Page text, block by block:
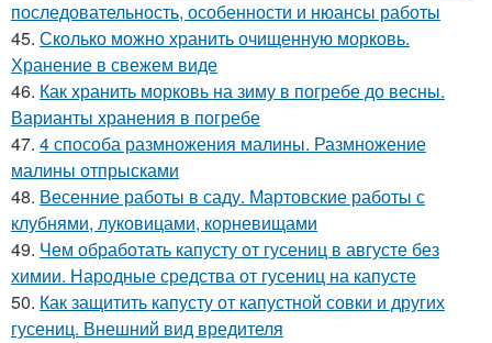
последовательность, особенности и нюансы работы
45. Сколько можно хранить очищенную морковь.
Хранение в свежем виде
46. Как хранить морковь на зиму в погребе до весны.
Варианты хранения в погребе
47. 4 способа размножения малины. Размножение
малины отпрысками
48. Весенние работы в саду. Мартовские работы с
клубнями, луковицами, корневищами
49. Чем обработать капусту от гусениц в августе без
химии. Народные средства от гусениц на капусте
50. Как защитить капусту от капустной совки и других
гусениц. Внешний вид вредителя